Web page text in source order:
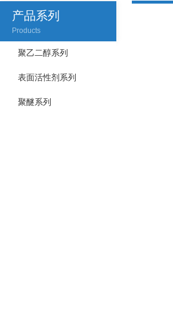
产品系列
Products
聚乙二醇系列
表面活性剂系列
聚醚系列